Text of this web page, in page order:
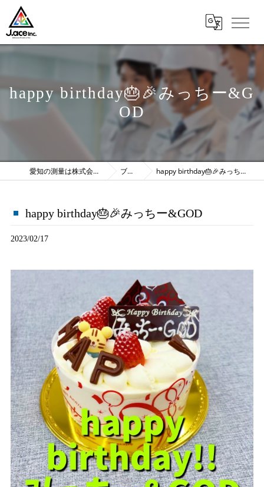
happy birthday🎂🎉みっちー&G
OD
愛知の測量は株式会社J.ace ブログ happy birthday🎂🎉みっちー&GOD
happy birthday🎂🎉みっちー&GOD
2023/02/17